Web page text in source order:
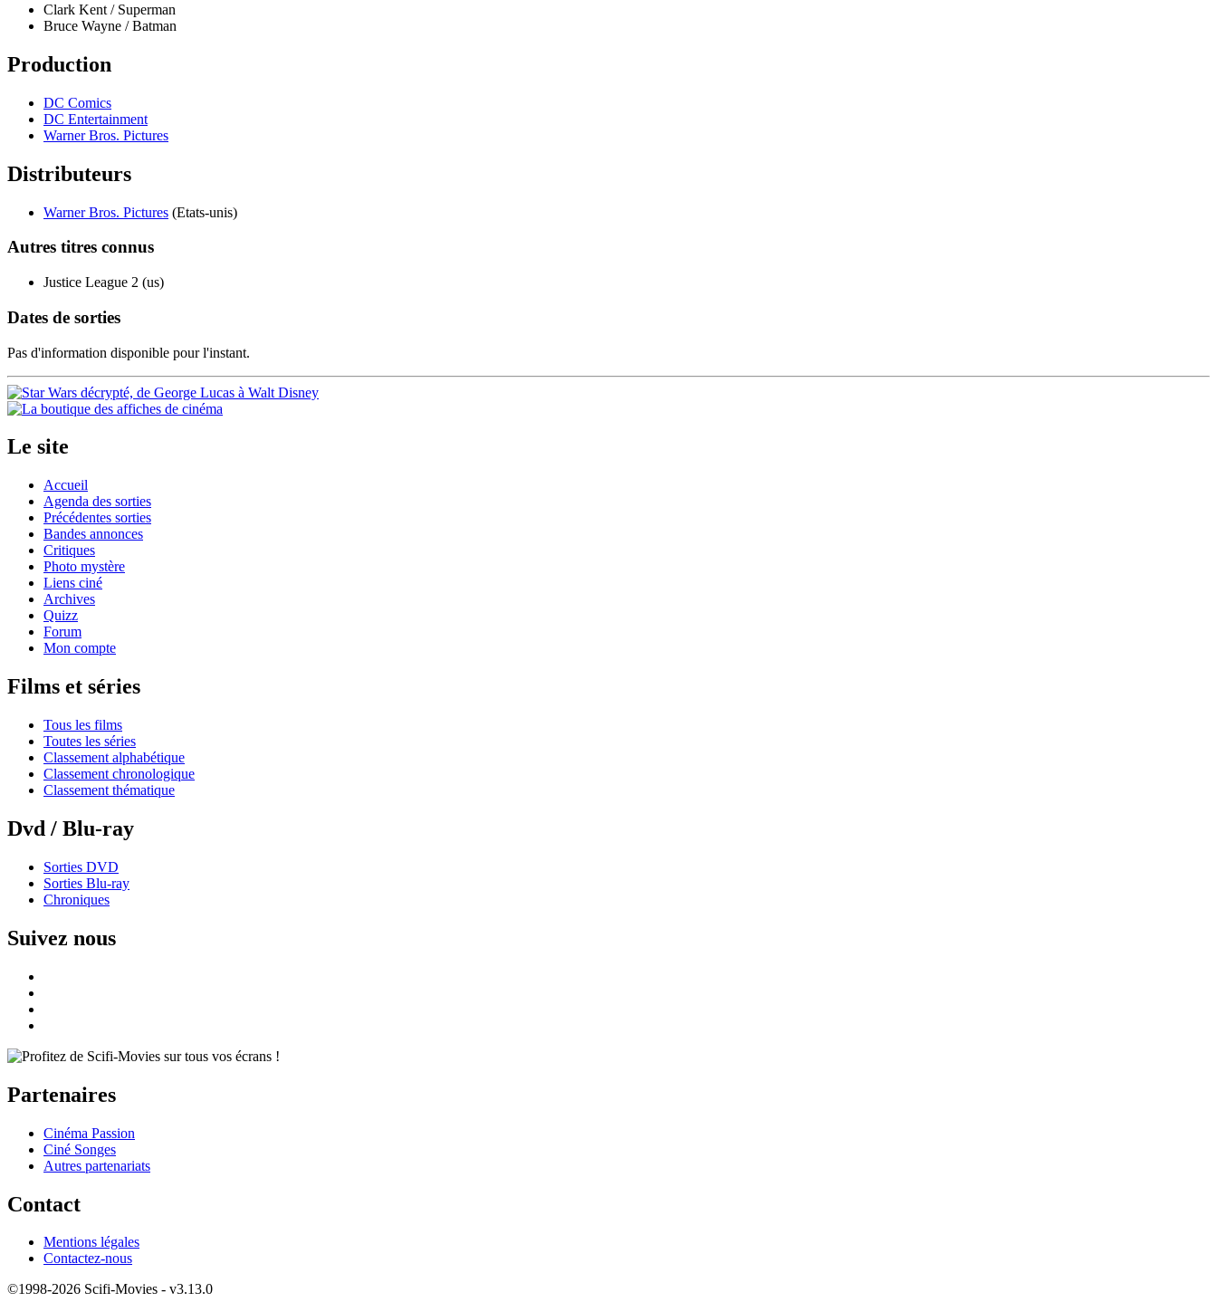
Clark Kent / Superman
Bruce Wayne / Batman
Production
DC Comics
DC Entertainment
Warner Bros. Pictures
Distributeurs
Warner Bros. Pictures (Etats-unis)
Autres titres connus
Justice League 2 (us)
Dates de sorties
Pas d'information disponible pour l'instant.
Le site
Accueil
Agenda des sorties
Précédentes sorties
Bandes annonces
Critiques
Photo mystère
Liens ciné
Archives
Quizz
Forum
Mon compte
Films et séries
Tous les films
Toutes les séries
Classement alphabétique
Classement chronologique
Classement thématique
Dvd / Blu-ray
Sorties DVD
Sorties Blu-ray
Chroniques
Suivez nous
Partenaires
Cinéma Passion
Ciné Songes
Autres partenariats
Contact
Mentions légales
Contactez-nous
©1998-2026 Scifi-Movies - v3.13.0